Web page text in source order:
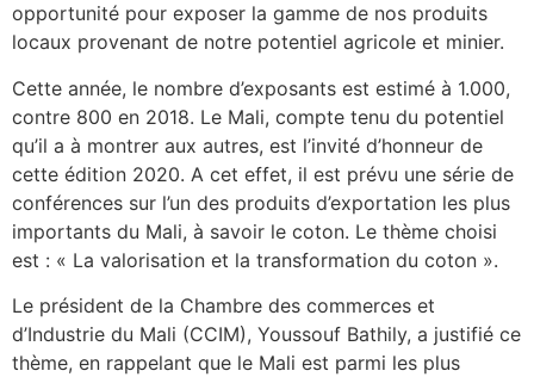
opportunité pour exposer la gamme de nos produits
locaux provenant de notre potentiel agricole et minier.
Cette année, le nombre d’exposants est estimé à 1.000,
contre 800 en 2018. Le Mali, compte tenu du potentiel
qu’il a à montrer aux autres, est l’invité d’honneur de
cette édition 2020. A cet effet, il est prévu une série de
conférences sur l’un des produits d’exportation les plus
importants du Mali, à savoir le coton. Le thème choisi
est : « La valorisation et la transformation du coton ».
Le président de la Chambre des commerces et
d’Industrie du Mali (CCIM), Youssouf Bathily, a justifié ce
thème, en rappelant que le Mali est parmi les plus